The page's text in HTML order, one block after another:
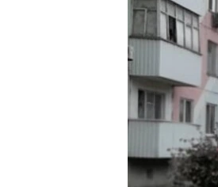
КРЫМ.НЕПОКОРЕННЫЙ
УКРАИНСКАЯ ПРОБЛЕМА КРЫМА